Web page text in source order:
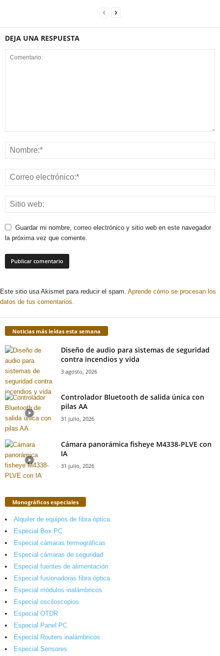
DEJA UNA RESPUESTA
Guardar mi nombre, correo electrónico y sitio web en este navegador
la próxima vez que comente.
Este sitio usa Akismet para reducir el spam. Aprende cómo se procesan los
datos de tus comentarios.
Noticias más leídas esta semana
Diseño de audio para sistemas de seguridad
contra incendios y vida
3 agosto, 2026
Controlador Bluetooth de salida única con
pilas AA
31 julio, 2026
Cámara panorámica fisheye M4338-PLVE con
IA
31 julio, 2026
Monográficos especiales
Alquiler de equipos de fibra óptica
Especial Box PC
Especial cámaras termográficas
Especial cámaras de seguridad
Especial fuentes de alimentación
Especial fusionadoras fibra óptica
Especial módulos inalámbricos
Especial osciloscopios
Especial OTDR
Especial Panel PC
Especial Routers inalámbricos
Especial Sensores